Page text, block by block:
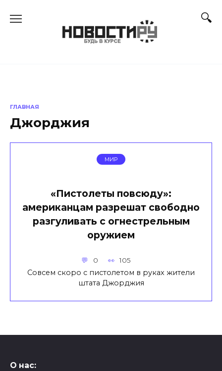
ГЛАВНАЯ
Джорджия
МИР
«Пистолеты повсюду»:
американцам разрешат свободно
разгуливать с огнестрельным
оружием
0 105
Совсем скоро с пистолетом в руках жители
штата Джорджия
О нас: